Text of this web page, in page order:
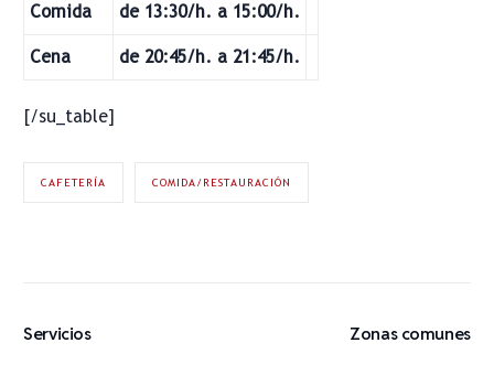
Comida de 13:30/h. a 15:00/h.
Cena de 20:45/h. a 21:45/h.
[/su_table]
CAFETERÍA COMIDA/RESTAURACIÓN
Servicios Zonas comunes